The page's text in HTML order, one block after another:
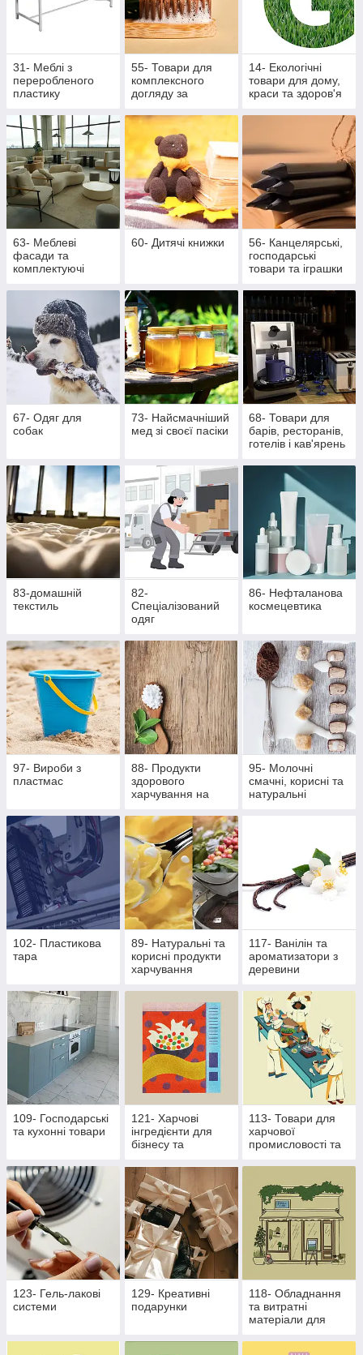
31- Меблі з
переробленого
пластику
55- Товари для
комплексного
догляду за
порожниною
14- Екологічні
товари для дому,
краси та здоров'я
63- Меблеві
фасади та
комплектуючі
60- Дитячі книжки
56- Канцелярські,
господарські
товари та іграшки
67- Одяг для
собак
73- Найсмачніший
мед зі своєї пасіки
68- Товари для
барів, ресторанів,
готелів і кав'ярень
83-домашній
текстиль
82-
Спеціалізований
одяг
86- Нефталанова
космецевтика
97- Вироби з
пластмас
88- Продукти
здорового
харчування на
стевії
95- Молочні
смачні, корисні та
натуральні
102- Пластикова
тара
89- Натуральні та
корисні продукти
харчування
117- Ванілін та
ароматизатори з
деревини
109- Господарські
та кухонні товари
121- Харчові
інгредієнти для
бізнесу та
113- Товари для
харчової
промисловості та
бізнесу
123- Гель-лакові
системи
129- Креативні
подарунки
118- Обладнання
та витратні
матеріали для
промисловості